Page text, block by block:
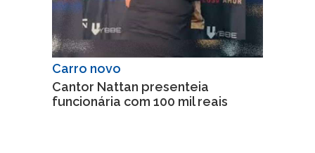
Carro novo
Cantor Nattan presenteia
funcionária com 100 mil reais